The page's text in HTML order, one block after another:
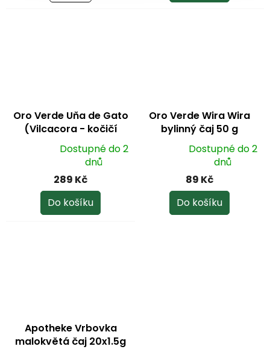
Oro Verde Uňa de Gato
(Vilcacora - kočičí
dráp) 350 mg 100
kapslí
produktu
Dostupné do 2
dnů
289 Kč
Do košíku
Oro Verde Wira Wira
bylinný čaj 50 g
Dostupné do 2
dnů
89 Kč
Do košíku
Apotheke Vrbovka
malokvětá čaj 20x1.5g